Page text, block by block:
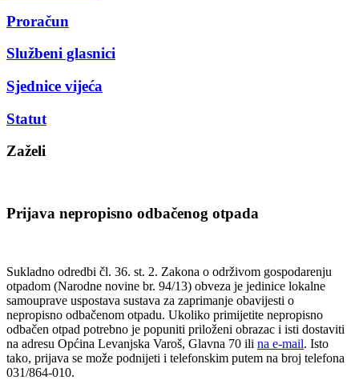
Proračun
Službeni glasnici
Sjednice vijeća
Statut
Zaželi
Prijava nepropisno odbačenog otpada
Sukladno odredbi čl. 36. st. 2. Zakona o održivom gospodarenju
otpadom (Narodne novine br. 94/13) obveza je jedinice lokalne
samouprave uspostava sustava za zaprimanje obavijesti o
nepropisno odbačenom otpadu. Ukoliko primijetite nepropisno
odbačen otpad potrebno je popuniti priloženi obrazac i isti dostaviti
na adresu Općina Levanjska Varoš, Glavna 70 ili na e-mail. Isto
tako, prijava se može podnijeti i telefonskim putem na broj telefona
031/864-010.